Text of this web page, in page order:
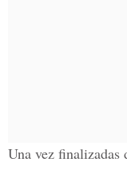
Una vez finalizadas